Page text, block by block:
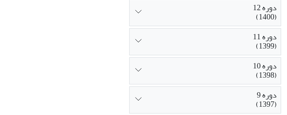
دوره 12
(1400)
دوره 11
(1399)
دوره 10
(1398)
دوره 9
(1397)